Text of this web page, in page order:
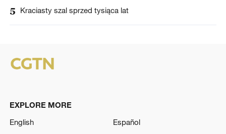
5 Kraciasty szal sprzed tysiąca lat
EXPLORE MORE
English
Español